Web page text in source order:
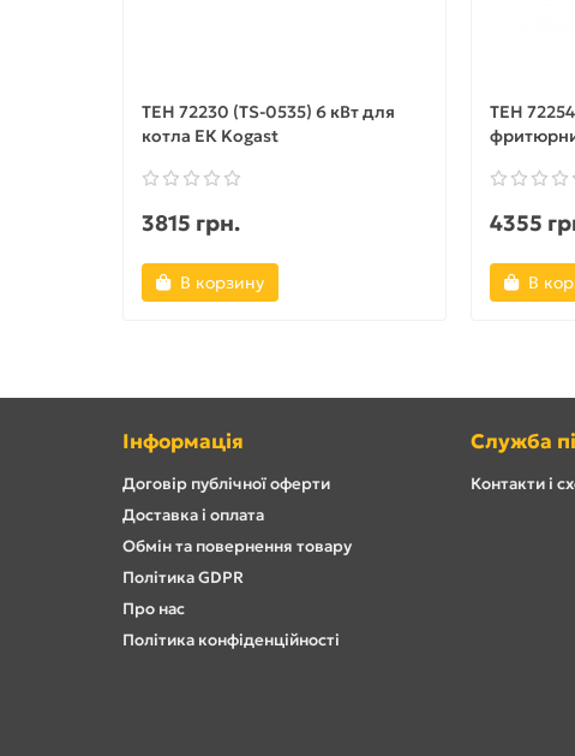
ТЕН 72230 (TS-0535) 6 кВт для
котла ЕК Kogast
3815 грн.
В корзину
ТЕН
4355
В
Інформація
Договір публічної оферти
Доставка і оплата
Обмін та повернення товару
Політика GDPR
Про нас
Політика конфіденційності
Служба
Контакти і